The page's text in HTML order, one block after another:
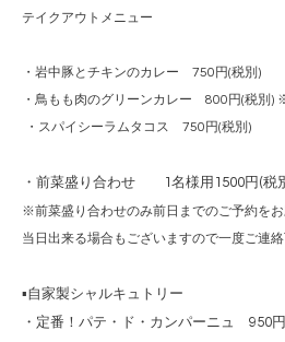
テイクアウトメニュー
・岩中豚とチキンのカレー 750円(税別)
・鳥もも肉のグリーンカレー 800円(税別)
・スパイシーラムタコス 750円(税別)
・前菜盛り合わせ 1名様用1500円(税
※前菜盛り合わせのみ前日までのご予約を
当日出来る場合もございますので一度ご連
▪️自家製シャルキュトリー
・定番！パテ・ド・カンパーニュ 950